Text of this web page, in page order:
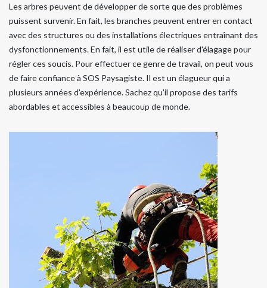
Les arbres peuvent de développer de sorte que des problèmes
puissent survenir. En fait, les branches peuvent entrer en contact
avec des structures ou des installations électriques entraînant des
dysfonctionnements. En fait, il est utile de réaliser d'élagage pour
régler ces soucis. Pour effectuer ce genre de travail, on peut vous
de faire confiance à SOS Paysagiste. Il est un élagueur qui a
plusieurs années d'expérience. Sachez qu'il propose des tarifs
abordables et accessibles à beaucoup de monde.